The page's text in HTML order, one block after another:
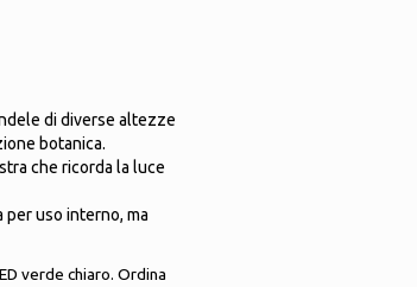
di diverse altezze
botanica.
che ricorda la luce
per uso interno, ma
verde chiaro. Ordina